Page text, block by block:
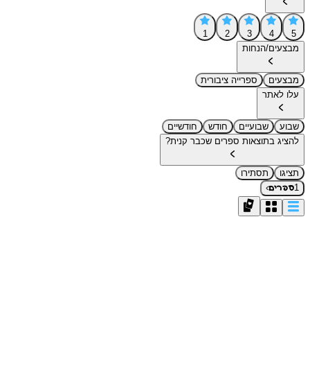
5
4
3
2
1
מבצעים/הנחות
מבצעים
ספרייה ציבורית
עלו לאתר
שבוע שבועיים חודש
חודשיים
להציג בתוצאות ספרים שכבר קנית?
תציגו
תסתירו
1ספרים›